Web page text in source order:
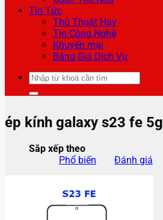
Tin Tức
Thủ Thuật Hay
Tin Công Nghệ
Khuyến mại
Bảng Giá Dịch Vụ
Tìm
kiếm:
ép kính galaxy s23 fe 5g
Sắp xếp theo
Phổ biến
Đánh giá